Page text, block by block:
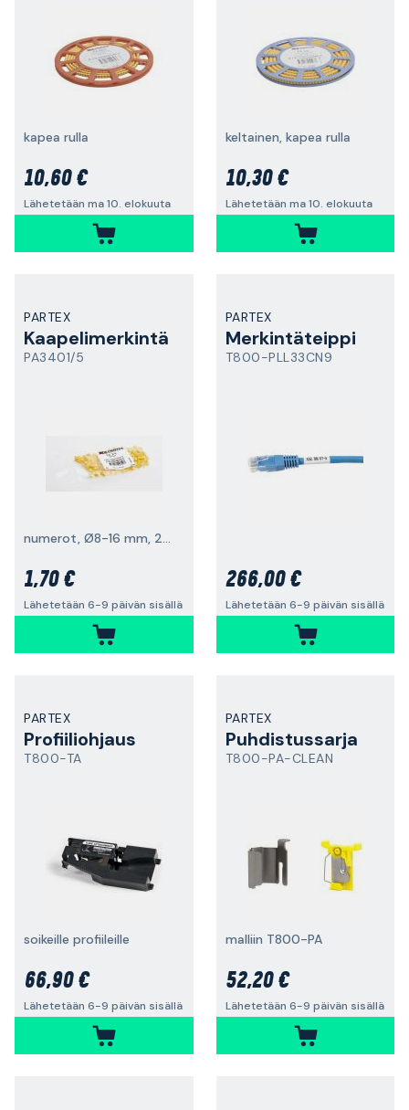
kapea rulla
10,60 €
Lähetetään ma 10. elokuuta
keltainen, kapea rulla
10,30 €
Lähetetään ma 10. elokuuta
PARTEX
Kaapelimerkintä
PA3401/5
numerot, Ø8-16 mm, 20 kpl
1,70 €
Lähetetään 6-9 päivän sisällä
PARTEX
Merkintäteippi
T800-PLL33CN9
266,00 €
Lähetetään 6-9 päivän sisällä
PARTEX
Profiiliohjaus
T800-TA
soikeille profiileille
66,90 €
Lähetetään 6-9 päivän sisällä
PARTEX
Puhdistussarja
T800-PA-CLEAN
malliin T800-PA
52,20 €
Lähetetään 6-9 päivän sisällä